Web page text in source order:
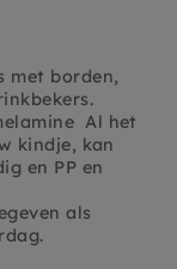
met borden,
Al het
kindje, kan
en PP en
als